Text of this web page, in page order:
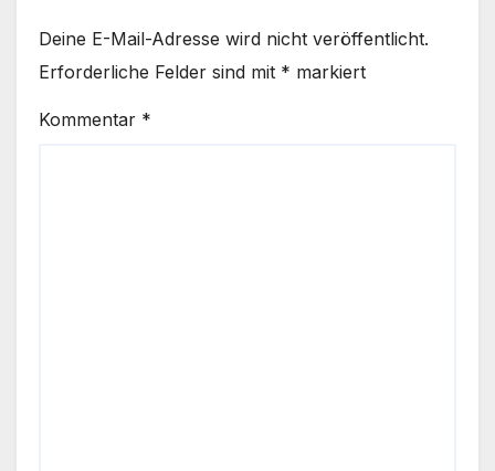
Deine E-Mail-Adresse wird nicht veröffentlicht.
Erforderliche Felder sind mit * markiert
Kommentar *